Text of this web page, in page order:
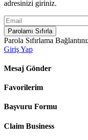
adresinizi giriniz.
Parolamı Sıfırla
Parola Sıfırlama
Giriş Yap
Mesaj Gönder
Favorilerim
Başvuru Formu
Claim Business